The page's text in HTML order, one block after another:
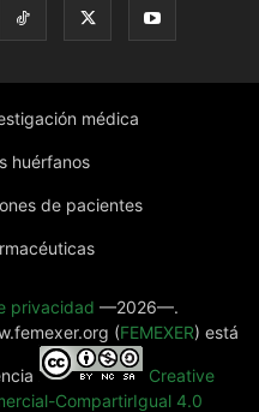
médica
huérfanos
de pacientes
privacidad —2026—.
(FEMEXER) está
Creative
CompartirIgual 4.0